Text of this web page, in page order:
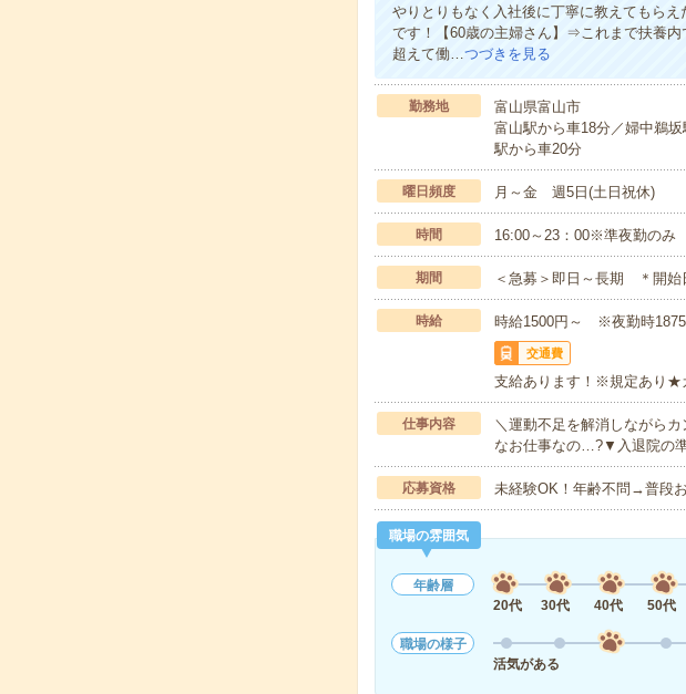
やりとりもなく入社後に丁寧に教えてもら
です！【60歳の主婦さん】⇒これまで扶養
超えて働…つづきを見る
勤務地
富山県富山市
富山駅から車18分／婦中鵜
駅から車20分
曜日頻度 月～金 週5日(土日祝休)
時間 16:00～23：00※準夜勤のみ
期間 ＜急募＞即日～長期 ＊開始
時給 時給1500円～ ※夜勤時1875
交通費
支給あります！※規定あり★
仕事内容
＼運動不足を解消しながら
なお仕事なの…?▼入退院の
応募資格 未経験OK！年齢不問→普段
職場の雰囲気
年齢層
20代
30代 40代 50代
職場の様子
活気がある